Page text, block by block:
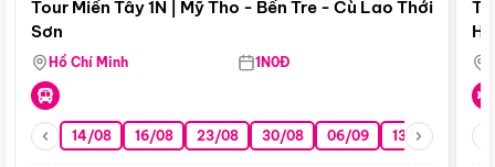
Tour Miền Tây 1N | Mỹ Tho - Bến Tre - Cù Lao Thới
Sơn
Hồ Chí Minh 1N0Đ
14/08 16/08 23/08 30/08 06/09 13/09 20/09